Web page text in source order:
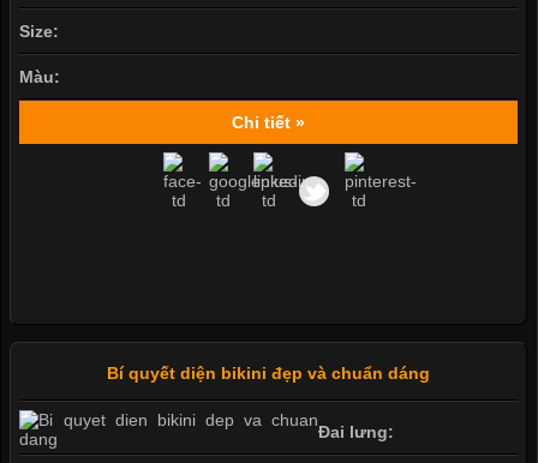
Size:
Màu:
Chi tiết »
Bí quyết diện bikini đẹp và chuẩn dáng
Đai lưng: